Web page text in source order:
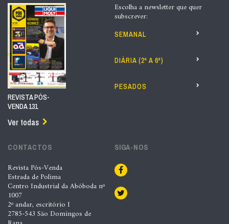
REVISTA PÓS-
VENDA 131
Ver todas
Escolha a newsletter que quer
subscrever:
SEMANAL
DIÁRIA (2ª A 6ª)
PESADOS
CONTACTOS
Revista Pós-Venda
Estrada de Polima
Centro Industrial da Abóboda nº
1007
2º andar, escritório I
2785-543 São Domingos de
SIGA-NOS